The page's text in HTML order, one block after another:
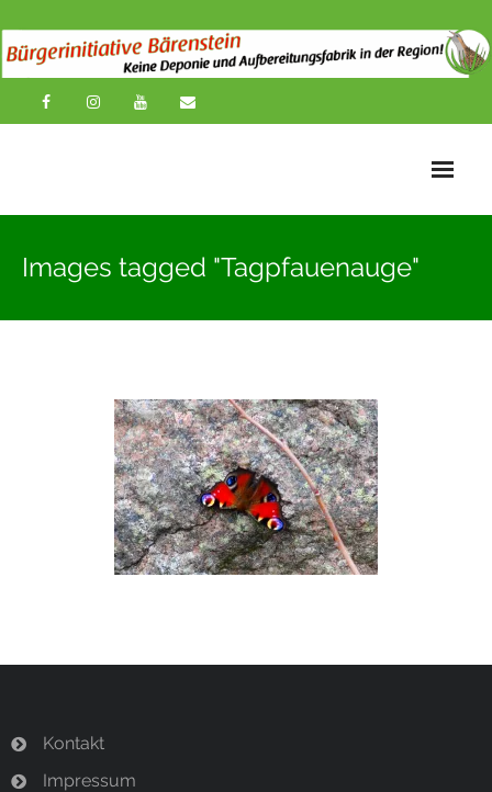
News
Publikationen
Impressionen
Termine
Newsletter
Images tagged "Tagpfauenauge"
Kontakt
Impressum